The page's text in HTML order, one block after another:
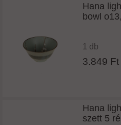
Hana
bowl
1 db
3.849 Ft
Hana
szett 5